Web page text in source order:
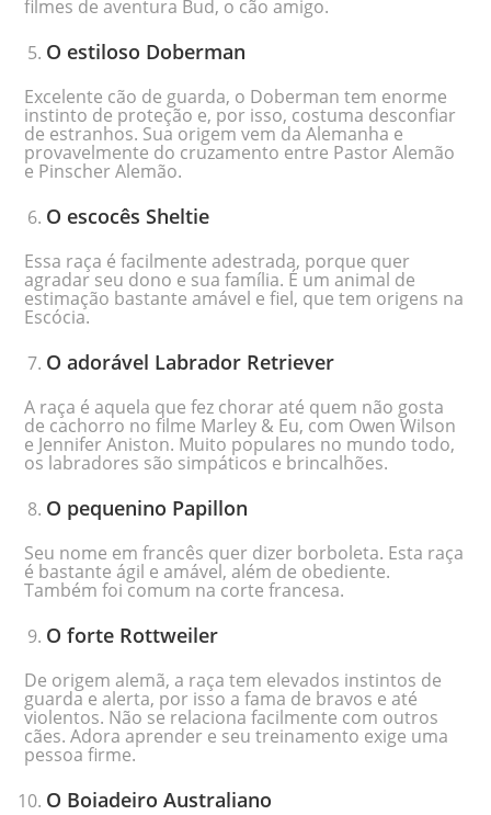
filmes de aventura Bud, o cão amigo.
O estiloso Doberman
Excelente cão de guarda, o Doberman tem enorme
instinto de proteção e, por isso, costuma desconfiar
de estranhos. Sua origem vem da Alemanha e
provavelmente do cruzamento entre Pastor Alemão
e Pinscher Alemão.
O escocês Sheltie
Essa raça é facilmente adestrada, porque quer
agradar seu dono e sua família. É um animal de
estimação bastante amável e fiel, que tem origens na
Escócia.
O adorável Labrador Retriever
A raça é aquela que fez chorar até quem não gosta
de cachorro no filme Marley & Eu, com Owen Wilson
e Jennifer Aniston. Muito populares no mundo todo,
os labradores são simpáticos e brincalhões.
O pequenino Papillon
Seu nome em francês quer dizer borboleta. Esta raça
é bastante ágil e amável, além de obediente.
Também foi comum na corte francesa.
O forte Rottweiler
De origem alemã, a raça tem elevados instintos de
guarda e alerta, por isso a fama de bravos e até
violentos. Não se relaciona facilmente com outros
cães. Adora aprender e seu treinamento exige uma
pessoa firme.
O Boiadeiro Australiano